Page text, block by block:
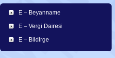
E – Beyanname
E – Vergi Dairesi
E – Bildirge